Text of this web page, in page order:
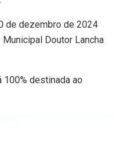
de dezembro de 2024
Doutor Lancha
100% destinada ao